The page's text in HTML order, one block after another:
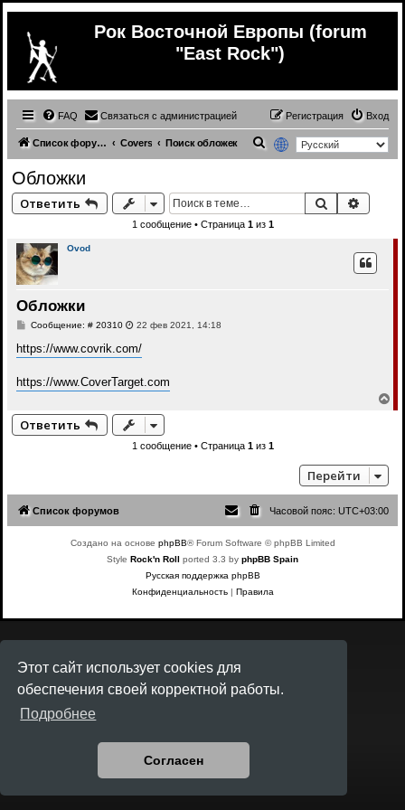
Этот сайт использует cookies для
обеспечения своей корректной работы.
Подробнее
Согласен
Рок Восточной Европы (forum
"East Rock")
FAQ Связаться с администрацией Вход
Регистрация
Список форумов Covers Поиск обложек
к
Обложки
Ответить Поиск
1 сообщение • Страница 1из 1
Ovod
Обложки
Сообщение: # 20310С
о
б
е
н
22 фев 2021, 14:18
https://www.covrik.com/
https://www.CoverTarget.com
е
н
Ответить
1 сообщение • Страница 1из 1
Перейти
Список форумов Часовой пояс: UTC+03:00
Создано на основе phpBB® Forum Software © phpBB Limited
Style Rock'n Roll ported 3.3 by phpBB Spain
Русская поддержка phpBB
Конфиденциальность| Правила